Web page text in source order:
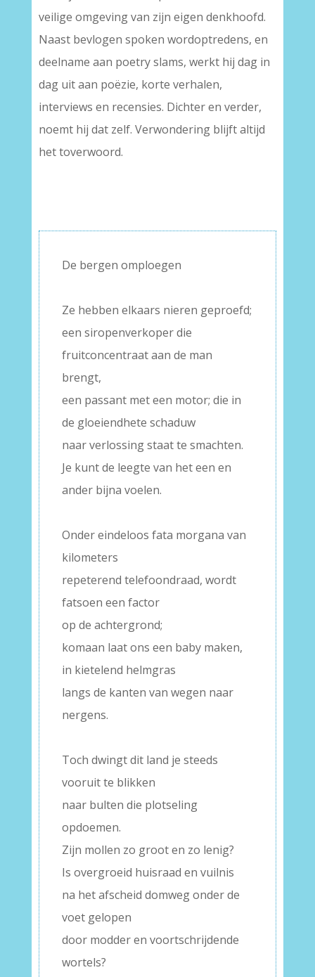
veilige omgeving van zijn eigen denkhoofd.
Naast bevlogen spoken wordoptredens, en
deelname aan poetry slams, werkt hij dag in
dag uit aan poëzie, korte verhalen,
interviews en recensies. Dichter en verder,
noemt hij dat zelf. Verwondering blijft altijd
het toverwoord.
De bergen omploegen
Ze hebben elkaars nieren geproefd;
een siropenverkoper die
fruitconcentraat aan de man
brengt,
een passant met een motor; die in
de gloeiendhete schaduw
naar verlossing staat te smachten.
Je kunt de leegte van het een en
ander bijna voelen.
Onder eindeloos fata morgana van
kilometers
repeterend telefoondraad, wordt
fatsoen een factor
op de achtergrond;
komaan laat ons een baby maken,
in kietelend helmgras
langs de kanten van wegen naar
nergens.
Toch dwingt dit land je steeds
vooruit te blikken
naar bulten die plotseling
opdoemen.
Zijn mollen zo groot en zo lenig?
Is overgroeid huisraad en vuilnis
na het afscheid domweg onder de
voet gelopen
door modder en voortschrijdende
wortels?